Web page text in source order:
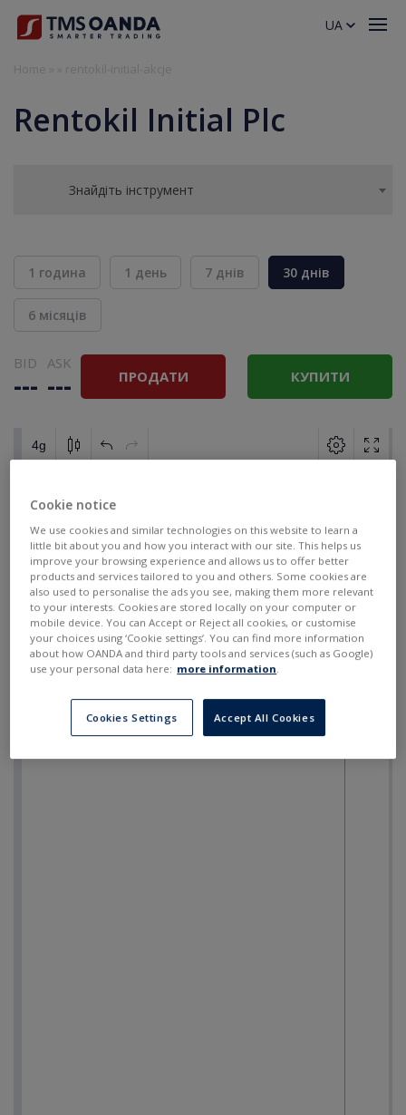
Rentokil Initial Plc
Знайдіть інструмент
1 година 1 день 7 днів 30 днів
6 місяців
BID
---
ASK
--- ПРОДАТИ КУПИТИ
UA
Cookie notice
We use cookies and similar technologies on this website to learn a
little bit about you and how you interact with our site. This helps us
improve your browsing experience and allows us to offer better
products and services tailored to you and others. Some cookies are
also used to personalise the ads you see, making them more relevant
to your interests. Cookies are stored locally on your computer or
mobile device. You can Accept or Reject all cookies, or customise
your choices using ‘Cookie settings’. You can find more information
about how OANDA and third party tools and services (such as Google)
use your personal data here: more information.
Cookies Settings Accept All Cookies